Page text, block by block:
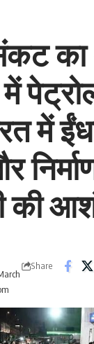
में
की
Share